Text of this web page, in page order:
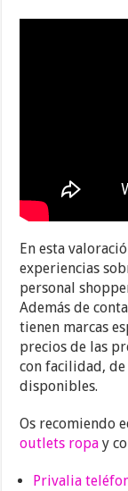
En esta
experiencias
personal
Además de
tienen marcas
precios de las
con facilidad,
disponibles.
Os recomiendo
outlets ropa y
Privalia